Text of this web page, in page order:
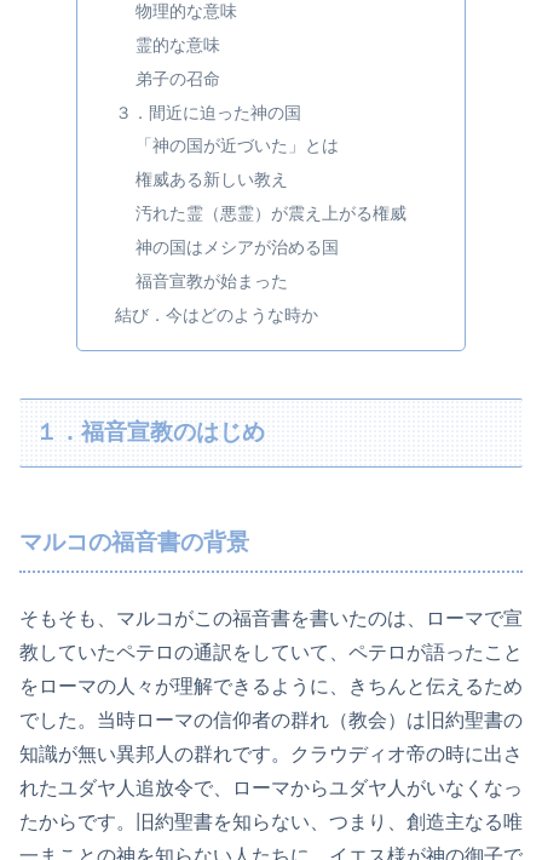
物理的な意味
霊的な意味
弟子の召命
３．間近に迫った神の国
「神の国が近づいた」とは
権威ある新しい教え
汚れた霊（悪霊）が震え上がる権威
神の国はメシアが治める国
福音宣教が始まった
結び．今はどのような時か
１．福音宣教のはじめ
マルコの福音書の背景
そもそも、マルコがこの福音書を書いたのは、ローマで宣
教していたペテロの通訳をしていて、ペテロが語ったこと
をローマの人々が理解できるように、きちんと伝えるため
でした。当時ローマの信仰者の群れ（教会）は旧約聖書の
知識が無い異邦人の群れです。クラウディオ帝の時に出さ
れたユダヤ人追放令で、ローマからユダヤ人がいなくなっ
たからです。旧約聖書を知らない、つまり、創造主なる唯